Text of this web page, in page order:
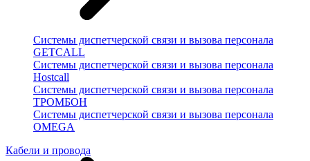
Системы диспетчерской связи и вызова персонала
GETCALL
Системы диспетчерской связи и вызова персонала
Hostcall
Системы диспетчерской связи и вызова персонала
ТРОМБОН
Системы диспетчерской связи и вызова персонала
OMEGA
Кабели и провода